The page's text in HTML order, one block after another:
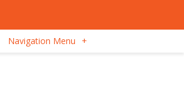
Navigation Menu +